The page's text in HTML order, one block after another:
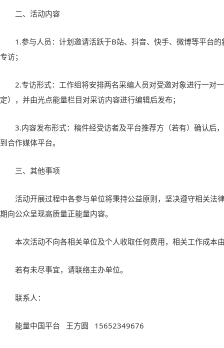
二、活动内容
1.参与人员：计划邀请活跃于B站、抖音、快手、微博等平台
专访；
2.专访形式：工作组将安排两名采编人员对受邀对象进行一对
定），并由光点能量栏目对采访内容进行编辑后发布；
3.内容发布形式：稿件经受访者及平台推荐方（若有）确认后
到合作媒体平台。
三、其他事项
活动开展过程中各参与单位将秉持公益原则，坚决遵守相关法
期向公众呈现高质量正能量内容。
本次活动不向各相关单位及个人收取任何费用，相关工作成本
若有未尽事宜，请联络主办单位。
联系人：
能量中国平台 王方圆 15652349676